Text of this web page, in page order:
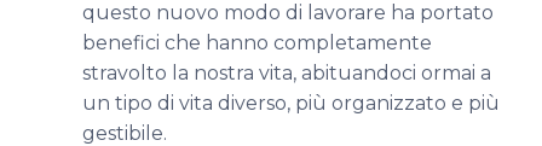
questo nuovo modo di lavorare ha portato
benefici che hanno completamente
stravolto la nostra vita, abituandoci ormai a
un tipo di vita diverso, più organizzato e più
gestibile.